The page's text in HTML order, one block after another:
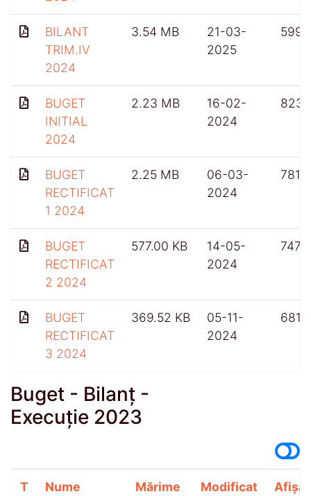
BILANT
TRIM.IV
2024
3.54 MB
21-03-
2025
599
BUGET
INITIAL
2024
2.23 MB
16-02-
2024
823
BUGET
RECTIFICAT
1 2024
2.25 MB
06-03-
2024
781
BUGET
RECTIFICAT
2 2024
577.00 KB
14-05-
2024
747
BUGET
RECTIFICAT
3 2024
369.52 KB
05-11-
2024
681
Buget - Bilanț -
Execuție 2023
T Nume Mărime
Modificat